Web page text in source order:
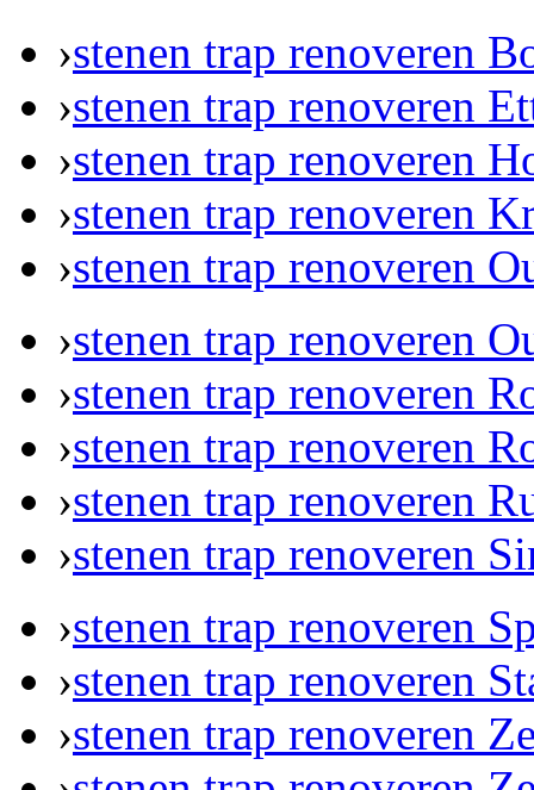
›stenen trap renoveren
›stenen trap renoveren
›stenen trap renoveren
›stenen trap renoveren
›stenen trap renoveren
›stenen trap renoveren
›stenen trap renoveren
›stenen trap renoveren
›stenen trap renoveren
›stenen trap renoveren
›stenen trap renoveren
›stenen trap renoveren
›stenen trap renoveren